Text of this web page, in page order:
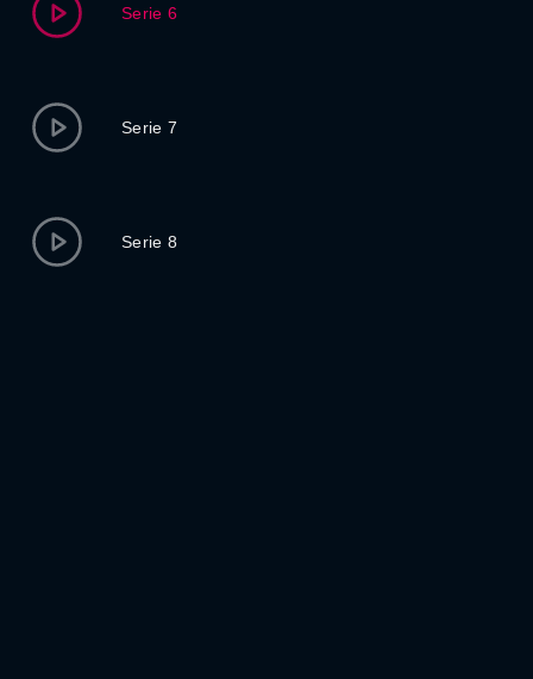
Serie 6
Serie 7
Serie 8